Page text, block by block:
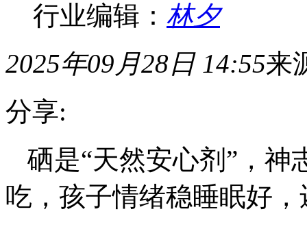
行业编辑： 林夕
2025年09月28日 14:55来
分享:
硒是“天然安心剂”，神
吃，孩子情绪稳睡眠好